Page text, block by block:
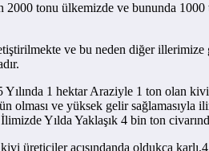
tonu ülkemizde ve bununda
ve bu neden diğer
1 hektar Araziyle 1 ton olan
ve yüksek gelir
Yılda Yaklaşık 4 bin ton
üreticiler açısındanda oldukça